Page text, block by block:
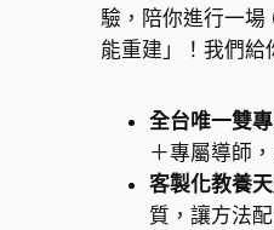
驗，陪你進行一
能重建」！我們給
全台唯一雙
＋專屬導師
客製化教養
質，讓方法